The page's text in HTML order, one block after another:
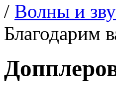
/ Волны и
Благодарим